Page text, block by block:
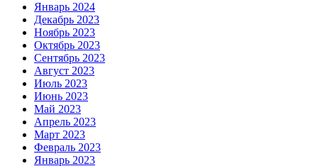
Январь 2024
Декабрь 2023
Ноябрь 2023
Октябрь 2023
Сентябрь 2023
Август 2023
Июль 2023
Июнь 2023
Май 2023
Апрель 2023
Март 2023
Февраль 2023
Январь 2023